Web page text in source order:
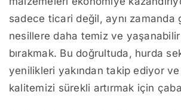
sadece ticari değil, aynı zamanda
nesillere daha temiz ve
bırakmak. Bu doğrultuda, hurda
yenilikleri yakından takip ediyor
kalitemizi sürekli artırmak için